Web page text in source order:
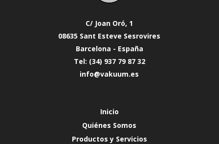
C/ Joan Oró, 1
08635 Sant Esteve Sesrovires
Barcelona - España
Tel: (34) 937 79 87 32
info@vakuum.es
Inicio
Quiénes Somos
Productos y Servicios